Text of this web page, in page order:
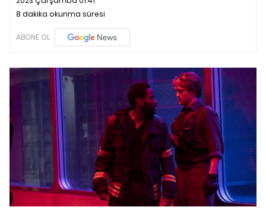
8 dakika okunma süresi
ABONE OL